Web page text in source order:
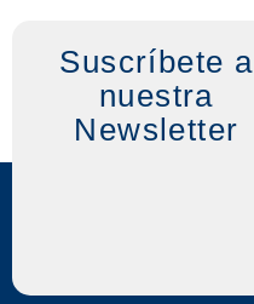
Suscríbete a
nuestra
Newsletter